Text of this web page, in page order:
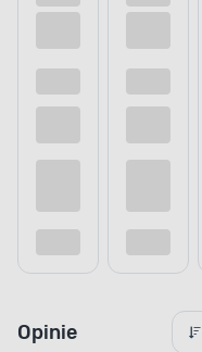
Opinie